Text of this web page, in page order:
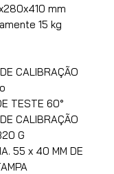
mm
15 kg
CALIBRAÇÃO
TESTE 60°
CALIBRAÇÃO
G
55 x 40 MM DE